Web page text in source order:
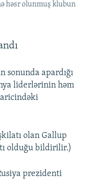
həsr olunmuş klubun
apardığı
liderlərinin həm
olan Gallup
olduğu bildirilir.)
prezidenti